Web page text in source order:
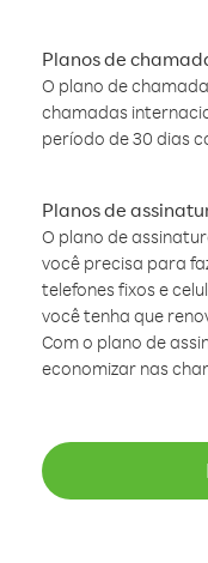
Planos de
O plano de
chamadas
período de 30 dias
Planos de
O plano de
você precisa para
telefones fixos e
você tenha que
Com o plano de
economizar nas